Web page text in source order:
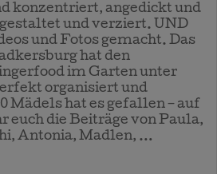
konzentriert, angedickt und
und verziert. UND
und Fotos gemacht. Das
hat den
im Garten unter
organisiert und
Mädels hat es gefallen – auf
euch die Beiträge von Paula,
Antonia, Madlen, …